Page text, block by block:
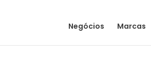
Negócios Marcas